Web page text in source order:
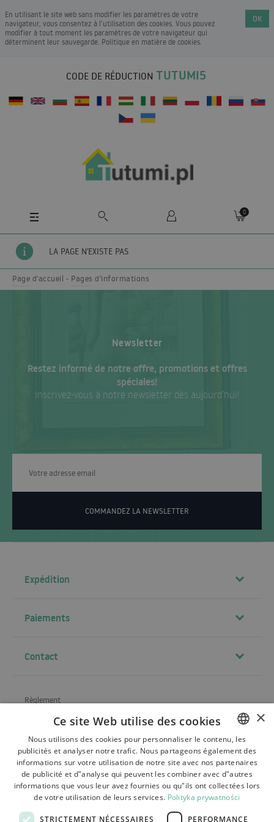
En utilisant le site web sans modifier les paramètres de votre
navigateur, vous consentez à l’utilisation des cookies. Vous pouvez
modifier à tout moment les paramètres de votre navigateur qui
déterminent leur sauvegarde. Politique en matière de cookies.
OK
CODE DE RÉDUCTION TUTUMI5
0
LA PAGE N'EXISTE PAS
Page d'accueil Pages d'informations
Newsletter
Restez informé de notre offre, promotions et offres
spéciales!
Inscrivez-vous à notre newsletter dès aujourd’hui!
COMMANDEZ LA NEWSLETTER
Expédition
Paiements
Contact
Règlement
À propos de la société
Expédition
Renvois, réclamations
Paiements
Contact
POLISH
BULGARIAN
×
Ce site Web utilise des cookies
Nous utilisons des cookies pour personnaliser le contenu, les
publicités et analyser notre trafic. Nous partageons également des
informations sur votre utilisation de notre site avec nos partenaires
de publicité et d"analyse qui peuvent les combiner avec d"autres
informations que vous leur avez fournies ou qu"ils ont collectées lors
de votre utilisation de leurs services. Polityka prywatności
STRICTEMENT NÉCESSAIRES PERFORMANCE